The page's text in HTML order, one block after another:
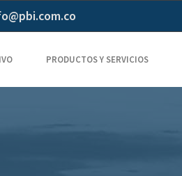
PRODUCTOS Y SERVICIOS